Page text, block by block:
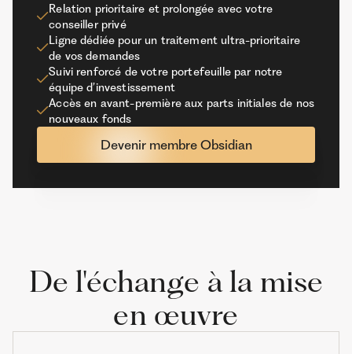
Relation prioritaire et prolongée avec votre
conseiller privé
Ligne dédiée pour un traitement ultra-prioritaire
de vos demandes
Suivi renforcé de votre portefeuille par notre
équipe d’investissement
Accès en avant-première aux parts initiales de nos
nouveaux fonds
Devenir membre Obsidian
De l'échange à la mise
en œuvre